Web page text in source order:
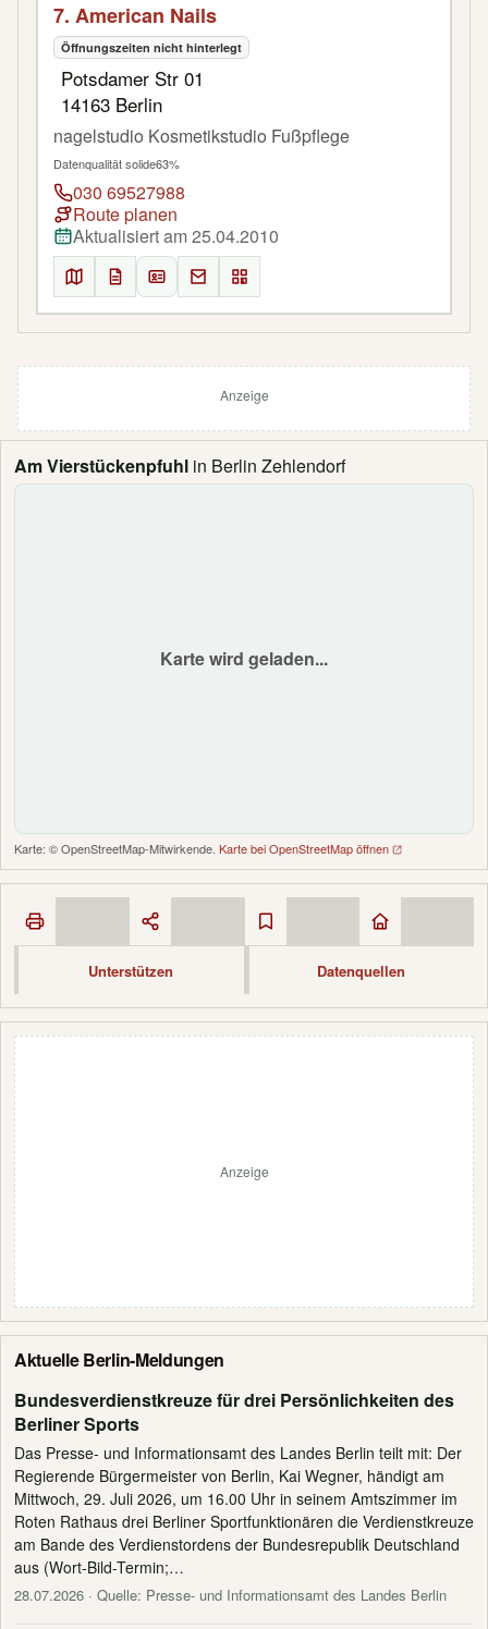
Am Vierstückenpfuhl in Berlin Zehlendorf
Karte wird geladen...
Karte: © OpenStreetMap-Mitwirkende. Karte bei OpenStreetMap öffnen
Unterstützen Datenquellen
Anzeige
Aktuelle Berlin-Meldungen
Bundesverdienstkreuze für drei Persönlichkeiten des
Berliner Sports
Das Presse- und Informationsamt des Landes Berlin teilt mit: Der
Regierende Bürgermeister von Berlin, Kai Wegner, händigt am
Mittwoch, 29. Juli 2026, um 16.00 Uhr in seinem Amtszimmer im
Roten Rathaus drei Berliner Sportfunktionären die Verdienstkreuze
am Bande des Verdienstordens der Bundesrepublik Deutschland
aus (Wort-Bild-Termin;…
28.07.2026 · Quelle: Presse- und Informationsamt des Landes Berlin
7. American Nails
Öffnungszeiten nicht hinterlegt
Potsdamer Str 01
14163 Berlin
nagelstudio Kosmetikstudio Fußpflege
Datenqualität solide63%
030 69527988
Route planen
Aktualisiert am 25.04.2010
Anzeige